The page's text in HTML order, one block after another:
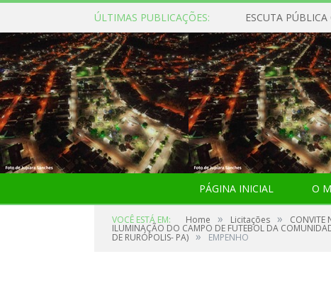
ÚLTIMAS PUBLICAÇÕES: ESCUTA
PÁGINA INICIAL O
VOCÊ ESTÁ EM: Home » Licitações » CONVITE
ILUMINAÇÃO DO CAMPO DE FUTEBOL DA
DE RURÓPOLIS- PA) » EMPENHO